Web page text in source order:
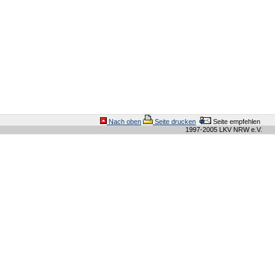
Nach oben Seite drucken
Seite empfehlen
1997-2005 LKV NRW e.V.